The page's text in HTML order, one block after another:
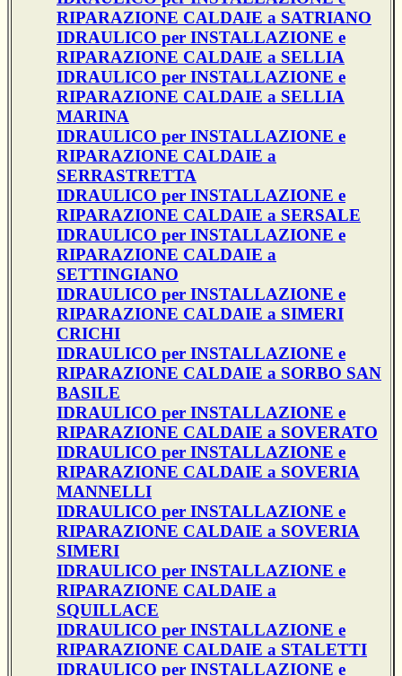
RIPARAZIONE CALDAIE a SATRIANO
IDRAULICO per INSTALLAZIONE e
RIPARAZIONE CALDAIE a SELLIA
IDRAULICO per INSTALLAZIONE e
RIPARAZIONE CALDAIE a SELLIA
MARINA
IDRAULICO per INSTALLAZIONE e
RIPARAZIONE CALDAIE a
SERRASTRETTA
IDRAULICO per INSTALLAZIONE e
RIPARAZIONE CALDAIE a SERSALE
IDRAULICO per INSTALLAZIONE e
RIPARAZIONE CALDAIE a
SETTINGIANO
IDRAULICO per INSTALLAZIONE e
RIPARAZIONE CALDAIE a SIMERI
CRICHI
IDRAULICO per INSTALLAZIONE e
RIPARAZIONE CALDAIE a SORBO SAN
BASILE
IDRAULICO per INSTALLAZIONE e
RIPARAZIONE CALDAIE a SOVERATO
IDRAULICO per INSTALLAZIONE e
RIPARAZIONE CALDAIE a SOVERIA
MANNELLI
IDRAULICO per INSTALLAZIONE e
RIPARAZIONE CALDAIE a SOVERIA
SIMERI
IDRAULICO per INSTALLAZIONE e
RIPARAZIONE CALDAIE a
SQUILLACE
IDRAULICO per INSTALLAZIONE e
RIPARAZIONE CALDAIE a STALETTI
IDRAULICO per INSTALLAZIONE e